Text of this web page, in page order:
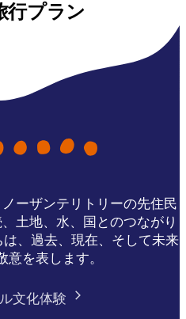
行プラン
ーザンテリトリーの先住民
土地、水、国とのつながり
、過去、現在、そして未来
意を表します。
文化体験